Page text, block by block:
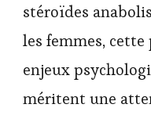
stéroïdes
les femmes,
enjeux
méritent une